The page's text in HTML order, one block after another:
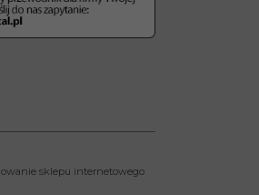
sklepu internetowego